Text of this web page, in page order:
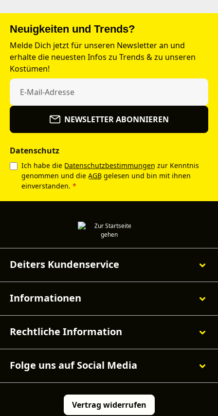
Neuigkeiten und Trends?
Melde Dich jetzt für unseren Newsletter an und
erhalte die neuesten Infos zu Trends & zu unseren
Kostümen!
NEWSLETTER ABONNIEREN
Datenschutz
Ich habe die Datenschutzbestimmungen zur Kenntnis
genommen und die AGB gelesen und bin mit ihnen
einverstanden. *
Deiters Kundenservice
Informationen
Rechtliche Information
Folge uns auf Social Media
Vertrag widerrufen